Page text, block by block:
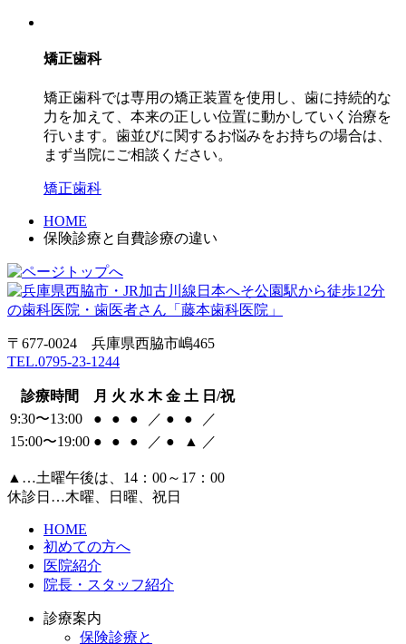
矯正歯科
矯正歯科では専用の矯正装置を使用し、歯に持続的な
力を加えて、本来の正しい位置に動かしていく治療を
行います。歯並びに関するお悩みをお持ちの場合は、
まず当院にご相談ください。
矯正歯科
HOME
保険診療と自費診療の違い
〒677-0024 兵庫県西脇市嶋465
TEL.0795-23-1244
診療時間 月 火 水 木 金 土 日/祝
9:30〜13:00
● ● ● ／ ● ●
／
15:00〜19:00 ● ● ● ／ ● ▲ ／
▲…土曜午後は、14：00～17：00
休診日…木曜、日曜、祝日
HOME
初めての方へ​
医院紹介​
院長・スタッフ紹介​
診療案内
保険診療と